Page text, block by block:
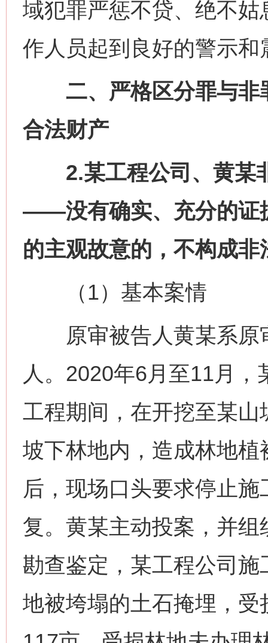
域犯罪严惩不贷、绝不
作人员起到良好的警示和
二、严格区分罪与非
合法财产
2.某工程公司、黄某
——没有确实、充分的证
的主观故意的，不构成
（1）基本案情
原审被告人黄某系原
人。2020年6月至11月
工程期间，在开挖至某
坡下林地内，造成林地
后，现场口头要求停止
复。黄某主动投案，并
勘查鉴定，某工程公司
地被垮塌的土石掩埋，